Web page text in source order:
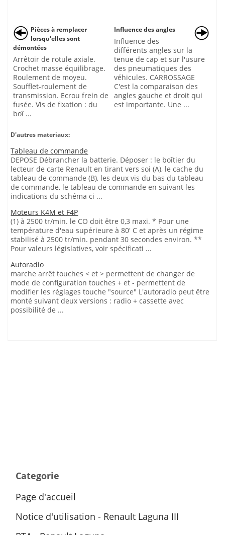
Pièces à remplacer
lorsqu'elles sont
démontées
Arrêtoir de rotule axiale.
Crochet masse équilibrage.
Roulement de moyeu.
Soufflet-roulement de
transmission. Ecrou frein de
fusée. Vis de fixation : du
boî ...
Influence des angles
Influence des
différents angles sur la
tenue de cap et sur l'usure
des pneumatiques des
véhicules. CARROSSAGE
C'est la comparaison des
angles gauche et droit qui
est importante. Une ...
D'autres materiaux:
Tableau de commande
DEPOSE Débrancher la batterie. Déposer : le boîtier du
lecteur de carte Renault en tirant vers soi (A), le cache du
tableau de commande (B), les deux vis du bas du tableau
de commande, le tableau de commande en suivant les
indications du schéma ci ...
Moteurs K4M et F4P
(1) à 2500 tr/min. le CO doit être 0,3 maxi. * Pour une
température d'eau supérieure à 80' C et après un régime
stabilisé à 2500 tr/min. pendant 30 secondes environ. **
Pour valeurs législatives, voir spécificati ...
Autoradio
marche arrêt touches < et > permettent de changer de
mode de configuration touches + et - permettent de
modifier les réglages touche "source" L'autoradio peut être
monté suivant deux versions : radio + cassette avec
possibilité de ...
Categorie
Page d'accueil
Notice d'utilisation - Renault Laguna III